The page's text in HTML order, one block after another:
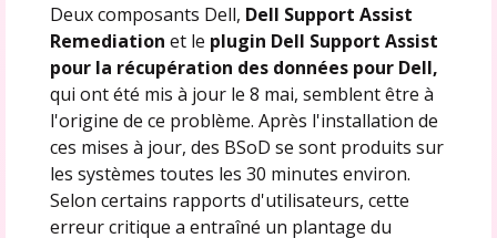
Deux composants Dell, Dell Support Assist
Remediation et le plugin Dell Support Assist
pour la récupération des données pour Dell,
qui ont été mis à jour le 8 mai, semblent être à
l'origine de ce problème. Après l'installation de
ces mises à jour, des BSoD se sont produits sur
les systèmes toutes les 30 minutes environ.
Selon certains rapports d'utilisateurs, cette
erreur critique a entraîné un plantage du